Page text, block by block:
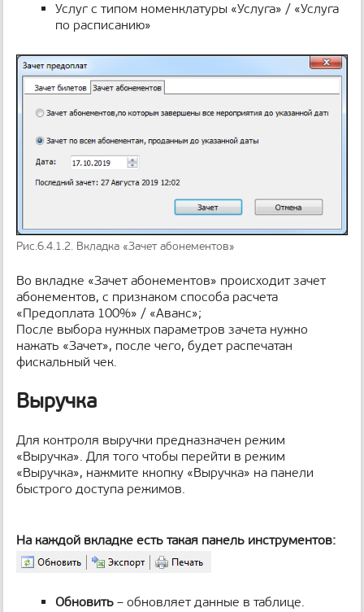
Услуг с типом номенклатуры «Услуга» / «Услуга
по расписанию»
Рис.6.4.1.2. Вкладка «Зачет абонементов»
Во вкладке «Зачет абонементов» происходит зачет
абонементов, с признаком способа расчета
«Предоплата 100%» / «Аванс»;
После выбора нужных параметров зачета нужно
нажать «Зачет», после чего, будет распечатан
фискальный чек.
Выручка
Для контроля выручки предназначен режим
«Выручка». Для того чтобы перейти в режим
«Выручка», нажмите кнопку «Выручка» на панели
быстрого доступа режимов.
На каждой вкладке есть такая панель инструментов:
Обновить – обновляет данные в таблице.